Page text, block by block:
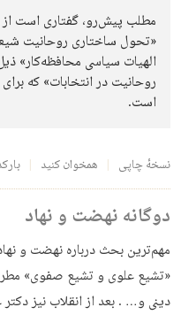
مطلب پیش‌رو، گفتاری است
«تحول ساختاری روحانیت
الهیات سیاسی محافظه‌کار»
روحانیت در انتخابات» که
است.
نسخهٔ چاپی همخوان کنید
دوگانه نهضت و نهاد
مهم‌ترین بحث درباره نهضت و
«تشیع علوی و تشیع صفوی»
دینی و… . بعد از انقلاب نیز